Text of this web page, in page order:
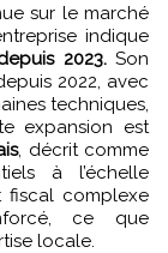
sur le marché
indique
2023.Son
2022, avec
techniques,
expansion est
, décrit comme
à l’échelle
fiscal complexe
ce que
locale.